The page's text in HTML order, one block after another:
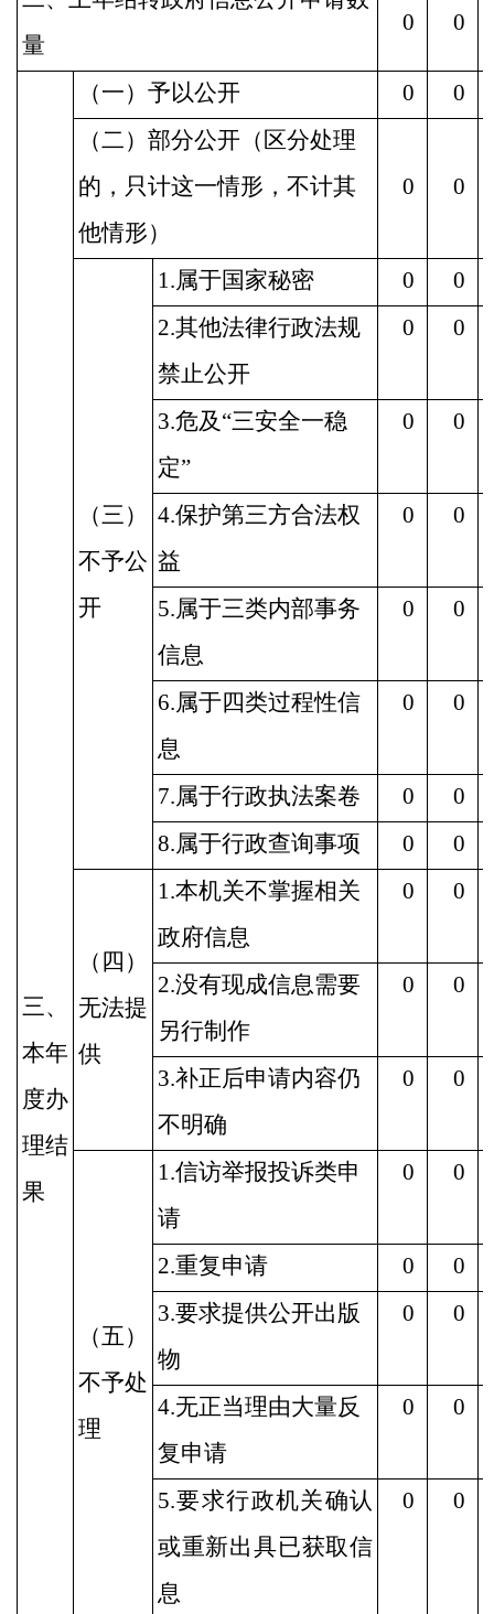
量
0 0
三、
本年
度办
理结
果
（一）予以公开 0 0
（二）部分公开（区分处理
的，只计这一情形，不计其
他情形）
0 0
（三）
不予公
开
1.属于国家秘密 0
0
2.其他法律行政法规
禁止公开
0 0
3.危及“三安全一稳
定”
0 0
4.保护第三方合法权
益
0 0
5.属于三类内部事务
信息
0 0
6.属于四类过程性信
息
0 0
7.属于行政执法案卷 0 0
8.属于行政查询事项
0 0
（四）
无法提
供
1.本机关不掌握相关
政府信息
0 0
2.没有现成信息需要
另行制作
0 0
3.补正后申请内容仍
不明确
0 0
（五）
不予处
理
1.信访举报投诉类申
请
0 0
2.重复申请 0 0
3.要求提供公开出版
物
0 0
4.无正当理由大量反
复申请
0 0
5.要求行政机关确认
或重新出具已获取信
息
0 0